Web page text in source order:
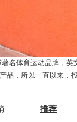
名体育运动品牌，
品，所以一直以来，
推荐